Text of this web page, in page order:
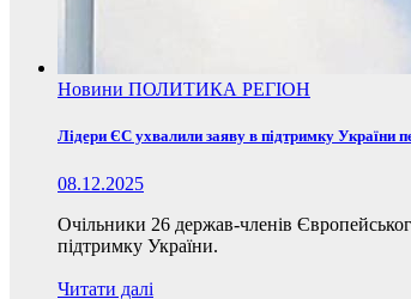
Новини ПОЛИТИКА РЕГІОН
Лідери ЄС ухвалили заяву в підтримку України
08.12.2025
Очільники 26 держав-членів
підтримку України.
Читати далі